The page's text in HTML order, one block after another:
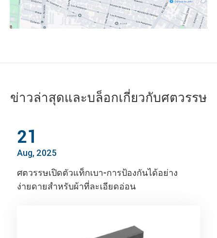
ข่าวล่าสุดและบล็อกเกี่ยวกับศตวรรษ
21
Aug, 2025
ศตวรรษเปิดตัวแท็กเบา-การป้องกันได้อย่าง
ง่ายดายสำหรับผ้าที่ละเอียดอ่อน